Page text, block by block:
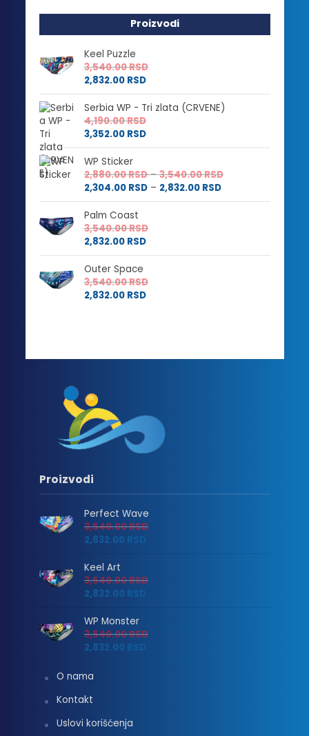
Proizvodi
Keel Puzzle
3,540.00RSD
2,832.00 RSD
Serbia WP - Tri zlata (CRVENE)
4,190.00RSD
3,352.00 RSD
WP Sticker
2,880.00RSD – 3,540.00RSDRaspon
od
2,304.00 RSD – 2,832.00 RSDRaspon
cena:
2,832.00 RSD
Palm Coast
3,540.00RSD
2,832.00 RSD
Outer Space
3,540.00RSD
2,832.00 RSD
Proizvodi
Perfect Wave
3,540.00RSD
2,832.00 RSD
Keel Art
3,540.00RSD
2,832.00 RSD
WP Monster
3,540.00RSD
2,832.00 RSD
O nama
Kontakt
Uslovi korišćenja